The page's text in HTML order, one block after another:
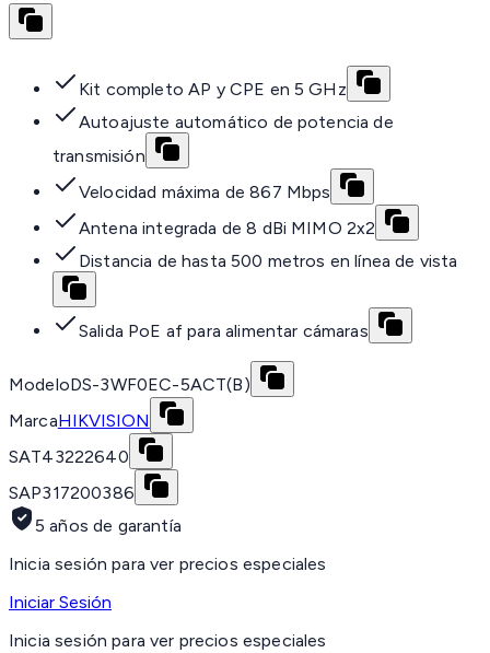
Kit completo AP y CPE en 5 GHz
Autoajuste automático de potencia de
transmisión
Velocidad máxima de 867 Mbps
Antena integrada de 8 dBi MIMO 2x2
Distancia de hasta 500 metros en línea de vista
Salida PoE af para alimentar cámaras
ModeloDS-3WF0EC-5ACT(B)
MarcaHIKVISION
SAT43222640
SAP317200386
5 años de garantía
Inicia sesión para ver precios especiales
Iniciar Sesión
Inicia sesión para ver precios especiales